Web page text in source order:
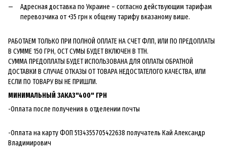
Адресная доставка по Украине – согласно действующим тарифам
перевозчика от +35 грн к общему тарифу вказаному више.
РАБОТАЕМ ТОЛЬКО ПРИ ПОЛНОЙ ОПЛАТЕ НА СЧЕТ ФЛП, ИЛИ ПО ПРЕДОПЛАТЫ
В СУММЕ 150 ГРН, ОСТ СУМЫ БУДЕТ ВКЛЮЧЕН В ТТН.
СУММА ПРЕДОПЛАТЫ БУДЕТ ИСПОЛЬЗОВАНА ДЛЯ ОПЛАТЫ ОБРАТНОЙ
ДОСТАВКИ В СЛУЧАЕ ОТКАЗЫ ОТ ТОВАРА НЕДОСТАТЕЛОГО КАЧЕСТВА, ИЛИ
ЕСЛИ ПО ТОВАРУ ВЫ НЕ ПРИШЛИ.
МИНИМАЛЬНЫЙ ЗАКАЗ"400" ГРН
-Оплата после получения в отделении почты
-Оплата на карту ФОП 5134355705422638 получатель Кай Александр
Владимирович